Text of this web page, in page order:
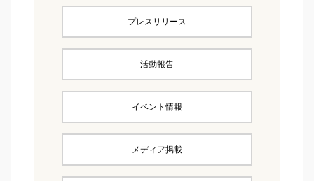
プレスリリース
活動報告
イベント情報
メディア掲載